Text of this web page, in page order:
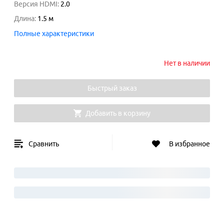
Версия HDMI: 2.0
Длина: 1.5 м
Полные характеристики
Нет в наличии
Быстрый заказ
Добавить в корзину
Сравнить В избранное